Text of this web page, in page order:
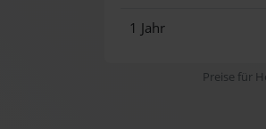
1 Jahr
Preise für